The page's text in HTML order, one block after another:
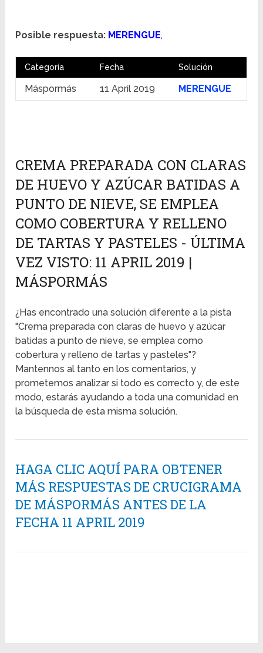
Posible respuesta: MERENGUE,
Categoría Fecha Solución
Máspormás 11 April 2019 MERENGUE
CREMA PREPARADA CON CLARAS
DE HUEVO Y AZÚCAR BATIDAS A
PUNTO DE NIEVE, SE EMPLEA
COMO COBERTURA Y RELLENO
DE TARTAS Y PASTELES - ÚLTIMA
VEZ VISTO: 11 APRIL 2019 |
MÁSPORMÁS
¿Has encontrado una solución diferente a la pista
"Crema preparada con claras de huevo y azúcar
batidas a punto de nieve, se emplea como
cobertura y relleno de tartas y pasteles"?
Mantennos al tanto en los comentarios, y
prometemos analizar si todo es correcto y, de este
modo, estarás ayudando a toda una comunidad en
la búsqueda de esta misma solución.
HAGA CLIC AQUÍ PARA OBTENER
MÁS RESPUESTAS DE CRUCIGRAMA
DE MÁSPORMÁS ANTES DE LA
FECHA 11 APRIL 2019